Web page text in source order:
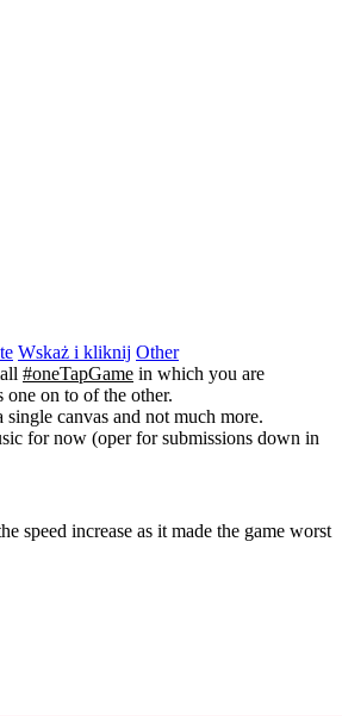
Wskaż i kliknij Other
#oneTapGame in which you are
one on to of the other.
canvas and not much more.
for now (oper for submissions down in
speed increase as it made the game worst